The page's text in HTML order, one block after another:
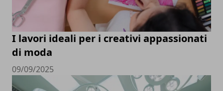
I lavori ideali per i creativi appassionati
di moda
09/09/2025